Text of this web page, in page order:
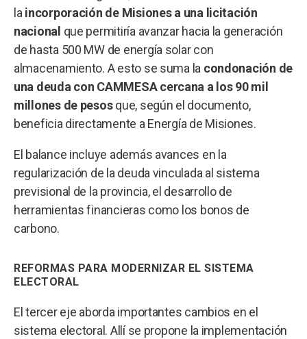
la incorporación de Misiones a una licitación
nacional que permitiría avanzar hacia la generación
de hasta 500 MW de energía solar con
almacenamiento. A esto se suma la condonación de
una deuda con CAMMESA cercana a los 90 mil
millones de pesosque, según el documento,
beneficia directamente a Energía de Misiones.
El balance incluye además avances en la
regularización de la deuda vinculada al sistema
previsional de la provincia, el desarrollo de
herramientas financieras como los bonos de
carbono.
REFORMAS PARA MODERNIZAR EL SISTEMA
ELECTORAL
El tercer eje aborda importantes cambios en el
sistema electoral. Allí se propone la implementación